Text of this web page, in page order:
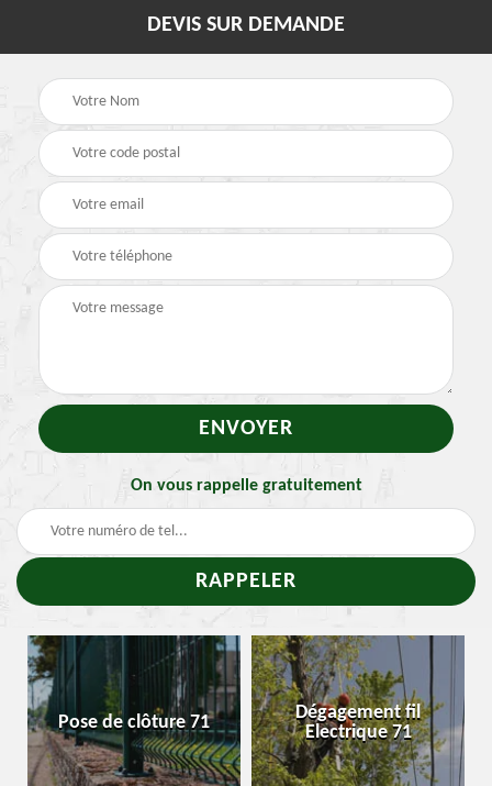
DEVIS SUR DEMANDE
On vous rappelle gratuitement
Pose de clôture 71
Dégagement fil
Electrique 71